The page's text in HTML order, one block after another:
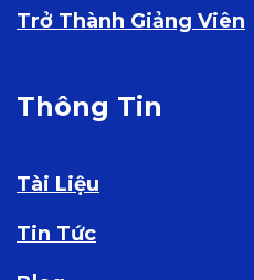
Trở Thành Giảng Viên
Thông Tin
Tài Liệu
Tin Tức